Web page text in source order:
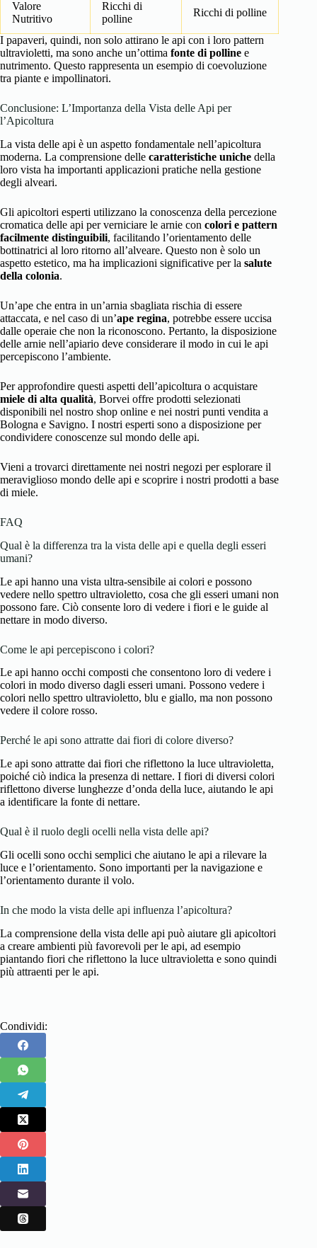
Valore
Nutritivo
Ricchi di
polline
Ricchi di polline
I papaveri, quindi, non solo attirano le api con i loro pattern
ultravioletti, ma sono anche un’ottima fonte di polline e
nutrimento. Questo rappresenta un esempio di coevoluzione
tra piante e impollinatori.
Conclusione: L’Importanza della Vista delle Api per
l’Apicoltura
La vista delle api è un aspetto fondamentale nell’apicoltura
moderna. La comprensione delle caratteristiche uniche della
loro vista ha importanti applicazioni pratiche nella gestione
degli alveari.
Gli apicoltori esperti utilizzano la conoscenza della percezione
cromatica delle api per verniciare le arnie con colori e pattern
facilmente distinguibili, facilitando l’orientamento delle
bottinatrici al loro ritorno all’alveare. Questo non è solo un
aspetto estetico, ma ha implicazioni significative per la salute
della colonia.
Un’ape che entra in un’arnia sbagliata rischia di essere
attaccata, e nel caso di un’ape regina, potrebbe essere uccisa
dalle operaie che non la riconoscono. Pertanto, la disposizione
delle arnie nell’apiario deve considerare il modo in cui le api
percepiscono l’ambiente.
Per approfondire questi aspetti dell’apicoltura o acquistare
miele di alta qualità, Borvei offre prodotti selezionati
disponibili nel nostro shop online e nei nostri punti vendita a
Bologna e Savigno. I nostri esperti sono a disposizione per
condividere conoscenze sul mondo delle api.
Vieni a trovarci direttamente nei nostri negozi per esplorare il
meraviglioso mondo delle api e scoprire i nostri prodotti a base
di miele.
FAQ
Qual è la differenza tra la vista delle api e quella degli esseri
umani?
Le api hanno una vista ultra-sensibile ai colori e possono
vedere nello spettro ultravioletto, cosa che gli esseri umani non
possono fare. Ciò consente loro di vedere i fiori e le guide al
nettare in modo diverso.
Come le api percepiscono i colori?
Le api hanno occhi composti che consentono loro di vedere i
colori in modo diverso dagli esseri umani. Possono vedere i
colori nello spettro ultravioletto, blu e giallo, ma non possono
vedere il colore rosso.
Perché le api sono attratte dai fiori di colore diverso?
Le api sono attratte dai fiori che riflettono la luce ultravioletta,
poiché ciò indica la presenza di nettare. I fiori di diversi colori
riflettono diverse lunghezze d’onda della luce, aiutando le api
a identificare la fonte di nettare.
Qual è il ruolo degli ocelli nella vista delle api?
Gli ocelli sono occhi semplici che aiutano le api a rilevare la
luce e l’orientamento. Sono importanti per la navigazione e
l’orientamento durante il volo.
In che modo la vista delle api influenza l’apicoltura?
La comprensione della vista delle api può aiutare gli apicoltori
a creare ambienti più favorevoli per le api, ad esempio
piantando fiori che riflettono la luce ultravioletta e sono quindi
più attraenti per le api.
Condividi: